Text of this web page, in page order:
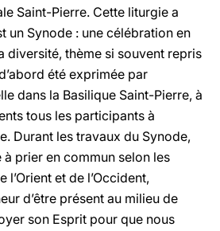
Saint-Pierre. Cette liturgie a
un Synode : une célébration en
diversité, thème si souvent repris
été exprimée par
dans la Basilique Saint-Pierre, à
tous les participants à
Durant les travaux du Synode,
prier en commun selon les
et de l’Occident,
d’être présent au milieu de
son Esprit pour que nous